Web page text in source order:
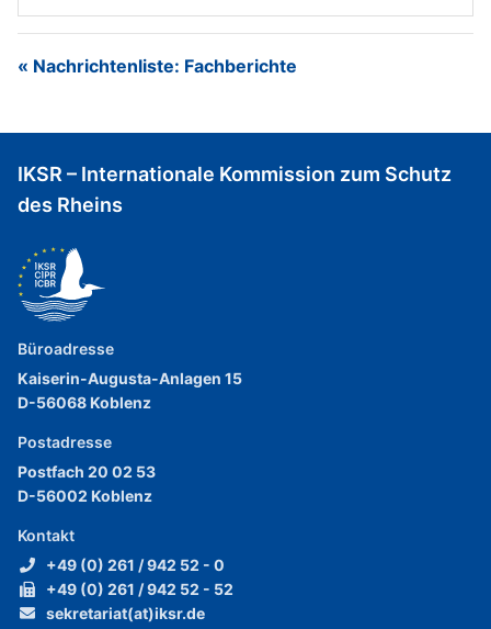
« Nachrichtenliste: Fachberichte
IKSR – Internationale Kommission zum Schutz
des Rheins
Büroadresse
Kaiserin-Augusta-Anlagen 15
D-56068 Koblenz
Postadresse
Postfach 20 02 53
D-56002 Koblenz
Kontakt
+49 (0) 261 / 942 52 - 0
+49 (0) 261 / 942 52 - 52
sekretariat(at)iksr.de